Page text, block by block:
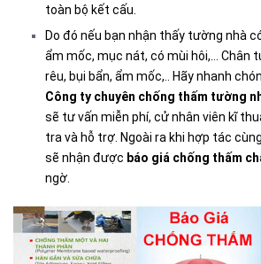
toàn bộ kết cấu.
Do đó nếu bạn nhận thấy tường nhà
ẩm mốc, mục nát, có mùi hôi,… Chân
rêu, bụi bẩn, ẩm mốc,.. Hãy nhanh
Công ty chuyên chống thấm tường
sẽ tư vấn miễn phí, cử nhân viên kĩ
tra và hỗ trợ. Ngoài ra khi hợp tác
sẽ nhận được báo giá chống thấm
ngờ.